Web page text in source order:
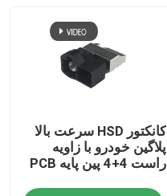
کانکتور HSD سرعت بالا
پلاگین خودرو با زاویه
راست 4+4 پین پایه PCB